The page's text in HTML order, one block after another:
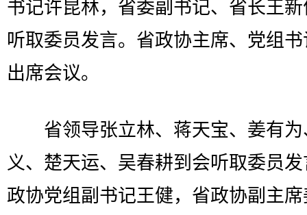
书记许昆林，省委副书记、省长王
听取委员发言。省政协主席、党组
出席会议。
省领导张立林、蒋天宝、姜有为
义、楚天运、吴春耕到会听取委员
政协党组副书记王健，省政协副主